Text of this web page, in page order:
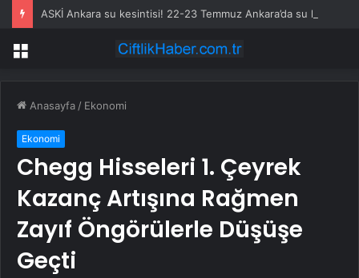
Menü
Anasayfa / Ekonomi
Ekonomi
Chegg Hisseleri 1. Çeyrek
Kazanç Artışına Rağmen
Zayıf Öngörülerle Düşüşe
Geçti